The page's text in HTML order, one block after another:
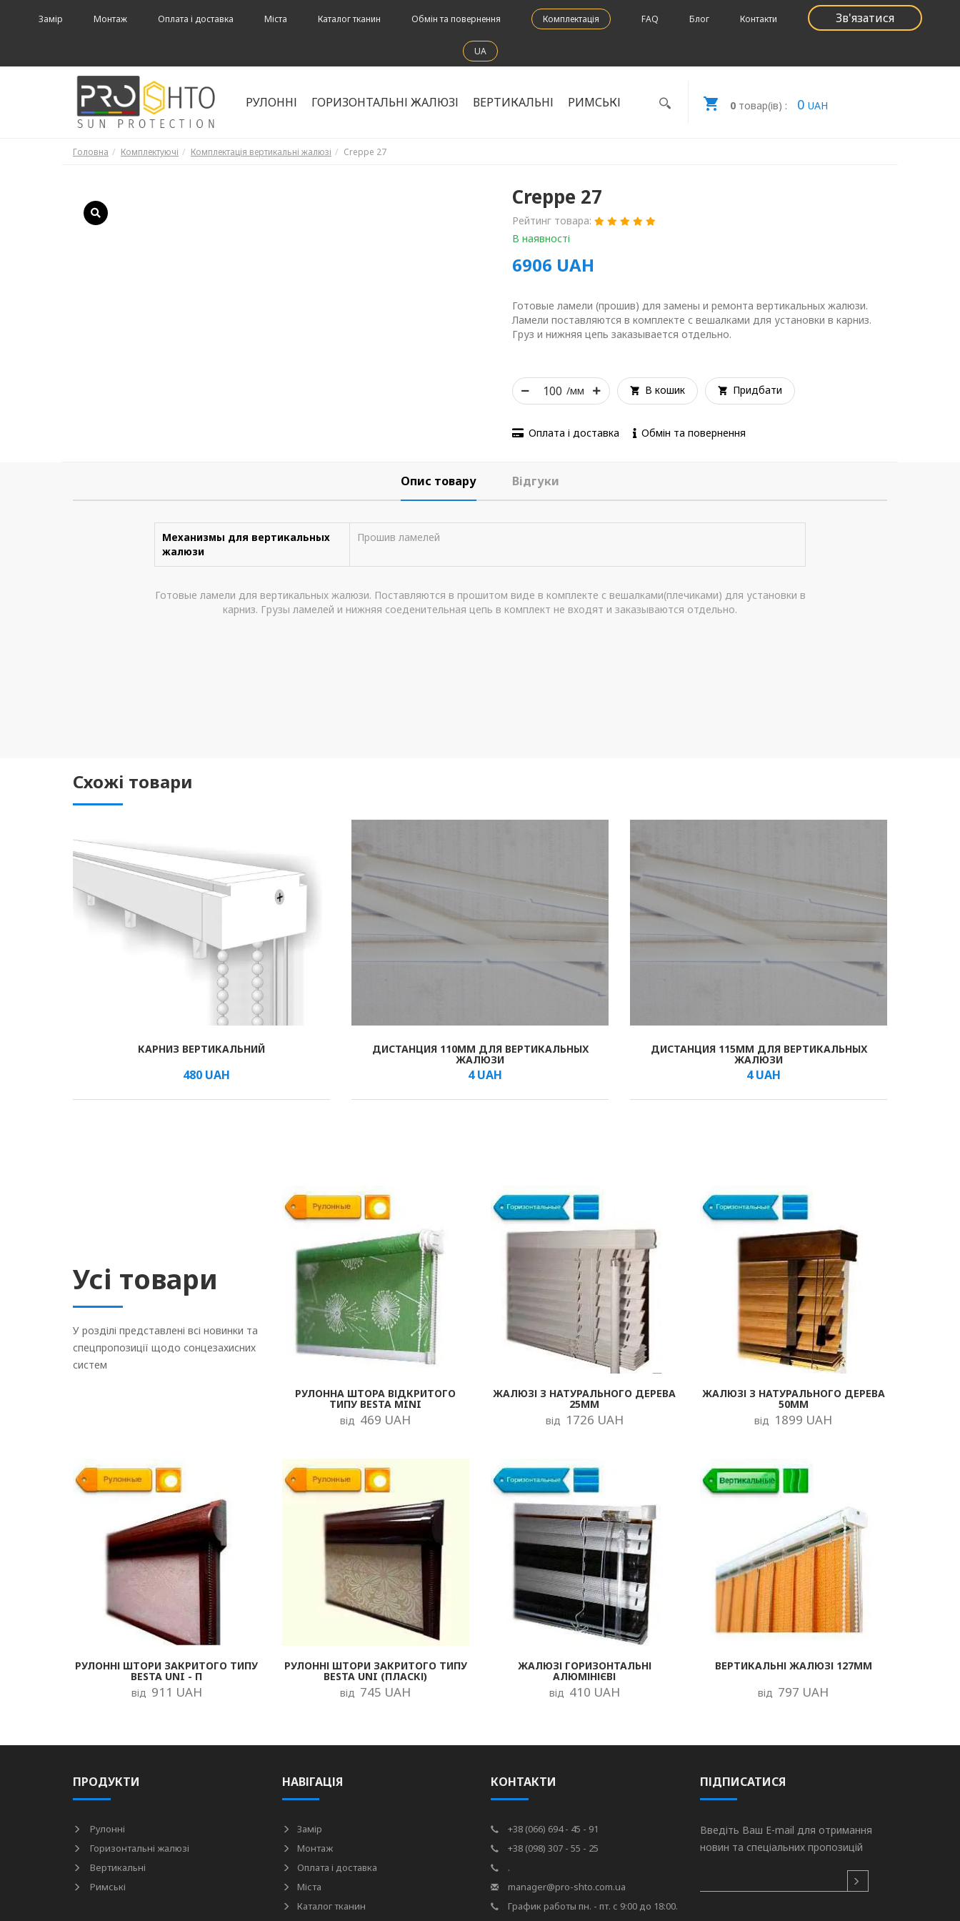
Замір Монтаж Оплата і доставка Міста Каталог тканин Обмін та повернення Комплектація FAQ Блог Контакти Зв'язатися
UA
РУЛОННІ ГОРИЗОНТАЛЬНІ ЖАЛЮЗІ ВЕРТИКАЛЬНІ РИМСЬКІ 0товар(ів) : 0 UAH
Головна Комплектуючі Комплектація вертикальні жалюзі Creppe 27
Creppe 27
Рейтинг товара:
В наявності
6906 UAH
Готовые ламели (прошив) для замены и ремонта вертикальных жалюзи.
Ламели поставляются в комплекте с вешалками для установки в карниз.
Груз и нижняя цепь заказывается отдельно.
/мм В кошик Придбати
Оплата і доставка Обмін та повернення
Опис товару Відгуки
Механизмы для вертикальных
жалюзи
Прошив ламелей
Готовые ламели для вертикальных жалюзи. Поставляются в прошитом виде в комплекте с вешалками(плечиками) для установки в
карниз. Грузы ламелей и нижняя соеденительная цепь в комплект не входят и заказываются отдельно.
Схожі товари
КАРНИЗ ВЕРТИКАЛЬНИЙ
480 UAH
/шт. В КОШИК
ДИСТАНЦИЯ 110ММ ДЛЯ ВЕРТИКАЛЬНЫХ
ЖАЛЮЗИ
4UAH
/шт. В КОШИК
ДИСТАНЦИЯ 115ММ ДЛЯ ВЕРТИКАЛЬНЫХ
ЖАЛЮЗИ
4UAH
Усі товари
У розділі представлені всі новинки та
спецпропозиції щодо сонцезахисних
систем
РУЛОННА ШТОРА ВІДКРИТОГО
ТИПУ BESTA MINI
від 469 UAH
ЖАЛЮЗІ З НАТУРАЛЬНОГО ДЕРЕВА
25ММ
від 1726 UAH
ЖАЛЮЗІ З НАТУРАЛЬНОГО ДЕРЕВА
50ММ
від 1899 UAH
РУЛОННІ ШТОРИ ЗАКРИТОГО ТИПУ
BESTA UNI - П
від 911 UAH
РУЛОННІ ШТОРИ ЗАКРИТОГО ТИПУ
BESTA UNI (ПЛАСКІ)
від 745 UAH
ЖАЛЮЗІ ГОРИЗОНТАЛЬНІ
АЛЮМІНІЄВІ
від 410 UAH
ВЕРТИКАЛЬНІ ЖАЛЮЗІ 127ММ
від 797 UAH
ПРОДУКТИ
Рулонні
Горизонтальні жалюзі
Вертикальні
Римські
НАВІГАЦІЯ
Замір
Монтаж
Оплата і доставка
Міста
Каталог тканин
КОНТАКТИ
+38 (066) 694 - 45 - 91
+38 (098) 307 - 55 - 25
.
manager@pro-shto.com.ua
График работы пн. - пт. с 9:00 до 18:00.
ПІДПИСАТИСЯ
Введіть Ваш E-mail для отримання
новин та спеціальних пропозицій